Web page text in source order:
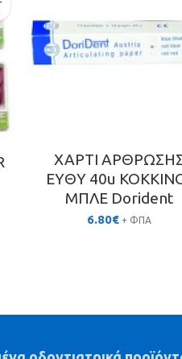
ΧΑΡΤΙ
ΕΥΘΥ 40u
ΜΠΛΕ Dorident
6.80€ + ΦΠΑ